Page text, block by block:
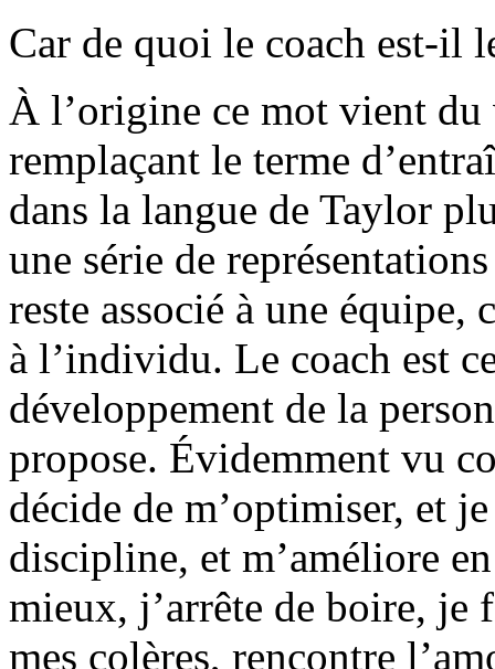
Car de quoi le coach est-il
À l’origine ce mot vient
remplaçant le terme
dans la langue de Taylor
une série de
reste associé à une équipe,
à l’individu. Le coach est
développement de la
propose. Évidemment vu
décide de m’optimiser, et
discipline, et m’améliore
mieux, j’arrête de boire, je
mes colères, rencontre